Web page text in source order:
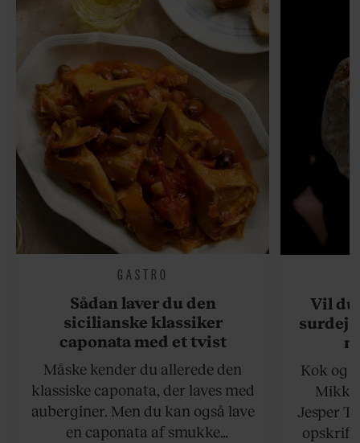
GASTRO
Sådan laver du den
sicilianske klassiker
caponata med et tvist
Måske kender du allerede den
klassiske caponata, der laves med
auberginer. Men du kan også lave
en caponata af smukke
Vil du
Kok og
Jesper
opskrift